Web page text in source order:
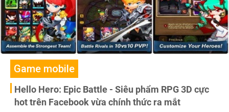
Game mobile
Hello Hero: Epic Battle - Siêu phẩm RPG 3D cực
hot trên Facebook vừa chính thức ra mắt